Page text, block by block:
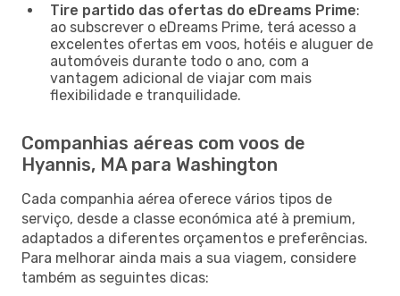
Tire partido das ofertas do eDreams Prime:
ao subscrever o eDreams Prime, terá acesso a
excelentes ofertas em voos, hotéis e aluguer de
automóveis durante todo o ano, com a
vantagem adicional de viajar com mais
flexibilidade e tranquilidade.
Companhias aéreas com voos de
Hyannis, MA para Washington
Cada companhia aérea oferece vários tipos de
serviço, desde a classe económica até à premium,
adaptados a diferentes orçamentos e preferências.
Para melhorar ainda mais a sua viagem, considere
também as seguintes dicas: